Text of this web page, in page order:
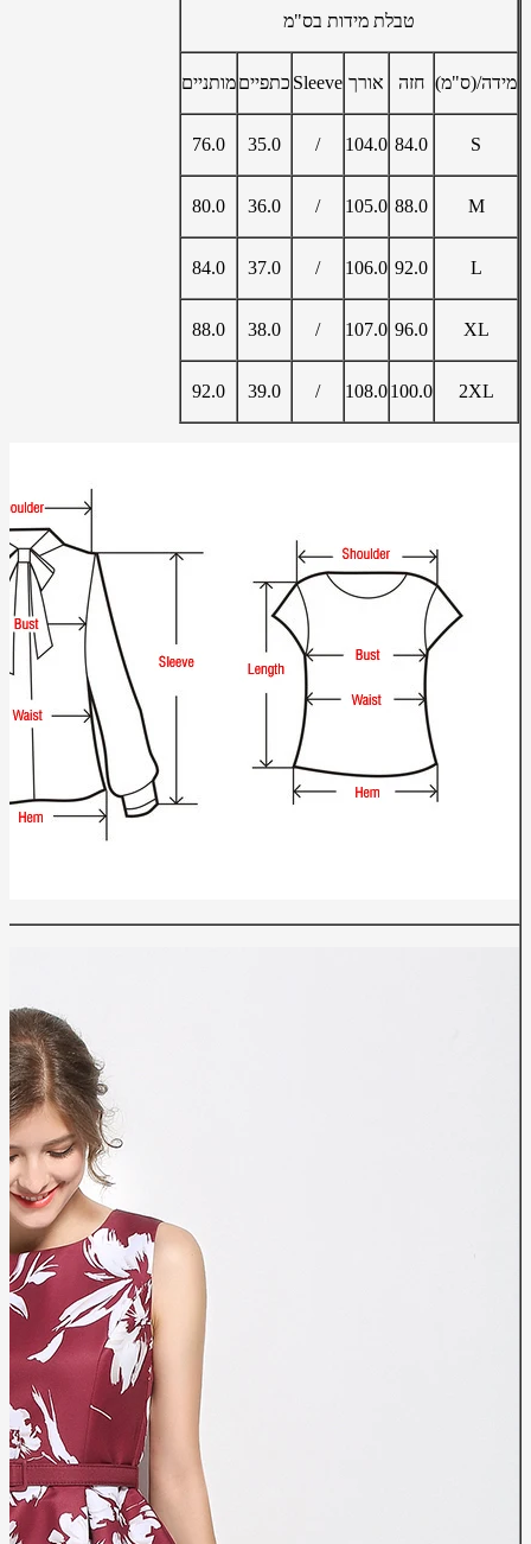
טבלת מידות בס"מ
מידה/(ס"מ) חזה אורך Sleeve כתפייםמותניים
S
84.0
104.0
/
35.0
76.0
M
88.0
105.0
/
36.0
80.0
L
92.0
106.0
/
37.0
84.0
XL
96.0
107.0
/
38.0
88.0
2XL
100.0
108.0
/
39.0
92.0